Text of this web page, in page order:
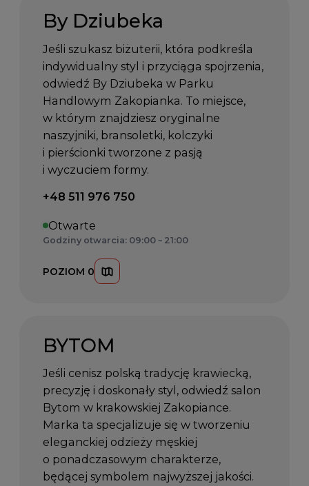
By Dziubeka
Jeśli szukasz biżuterii, która podkreśla
indywidualny styl i przyciąga spojrzenia,
odwiedź By Dziubeka w Parku
Handlowym Zakopianka. To miejsce,
w którym znajdziesz oryginalne
naszyjniki, bransoletki, kolczyki
i pierścionki tworzone z pasją
i wyczuciem formy.
Telefon kontaktowy:
+48 511 976 750
Otwarte
Godziny otwarcia: 09:00 – 21:00
POZIOM 0
BYTOM
Jeśli cenisz polską tradycję krawiecką,
precyzję i doskonały styl, odwiedź salon
Bytom w krakowskiej Zakopiance.
Marka ta specjalizuje się w tworzeniu
eleganckiej odzieży męskiej
o ponadczasowym charakterze,
będącej symbolem najwyższej jakości.